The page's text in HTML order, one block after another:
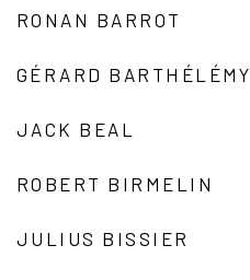
RONAN BARROT
GÉRARD BARTHÉLÉMY
JACK BEAL
ROBERT BIRMELIN
JULIUS BISSIER